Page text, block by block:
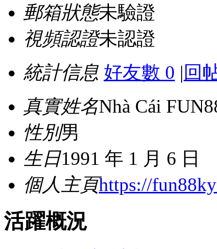
郵箱狀態未驗證
視頻認證未認證
統計信息 好友數 0 | 回
真實姓名Nhà Cái
性別男
生日1991 年 1 月 6 日
個人主頁https://
活躍概況